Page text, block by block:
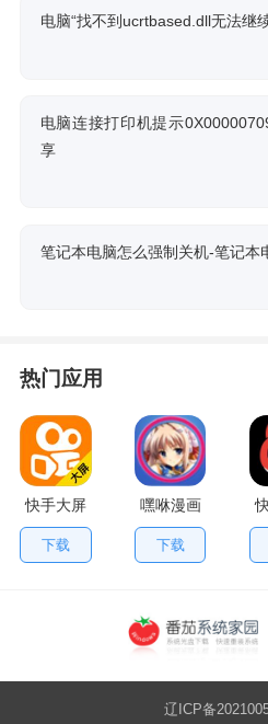
电脑“找不到ucrtbased.dll无法继
电脑连接打印机提示
享
笔记本电脑怎么强制关机-笔记本
热门应用
快手大屏
版
下载
嘿咻漫画
下载
辽ICP备